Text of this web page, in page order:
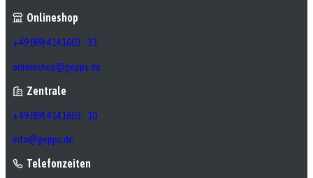
Onlineshop
+49 (89) 4141603 - 33
onlineshop@gepps.de
Zentrale
+49 (89) 4141603 - 10
info@gepps.de
Telefonzeiten